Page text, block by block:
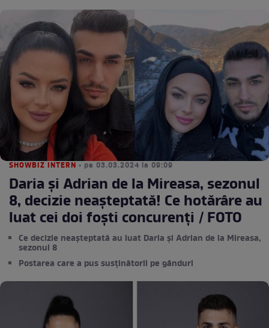
SHOWBIZ INTERN • pe 03.03.2024 la 09:09
Daria și Adrian de la Mireasa, sezonul
8, decizie neașteptată! Ce hotărâre au
luat cei doi foști concurenți / FOTO
Ce decizie neașteptată au luat Daria și Adrian de la Mireasa,
sezonul 8
Postarea care a pus susținătorii pe gânduri